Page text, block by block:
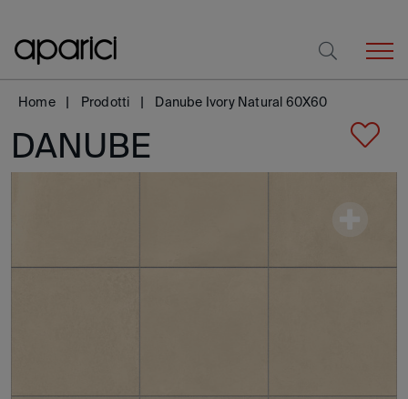
Home Prodotti Danube Ivory Natural 60X60
DANUBE